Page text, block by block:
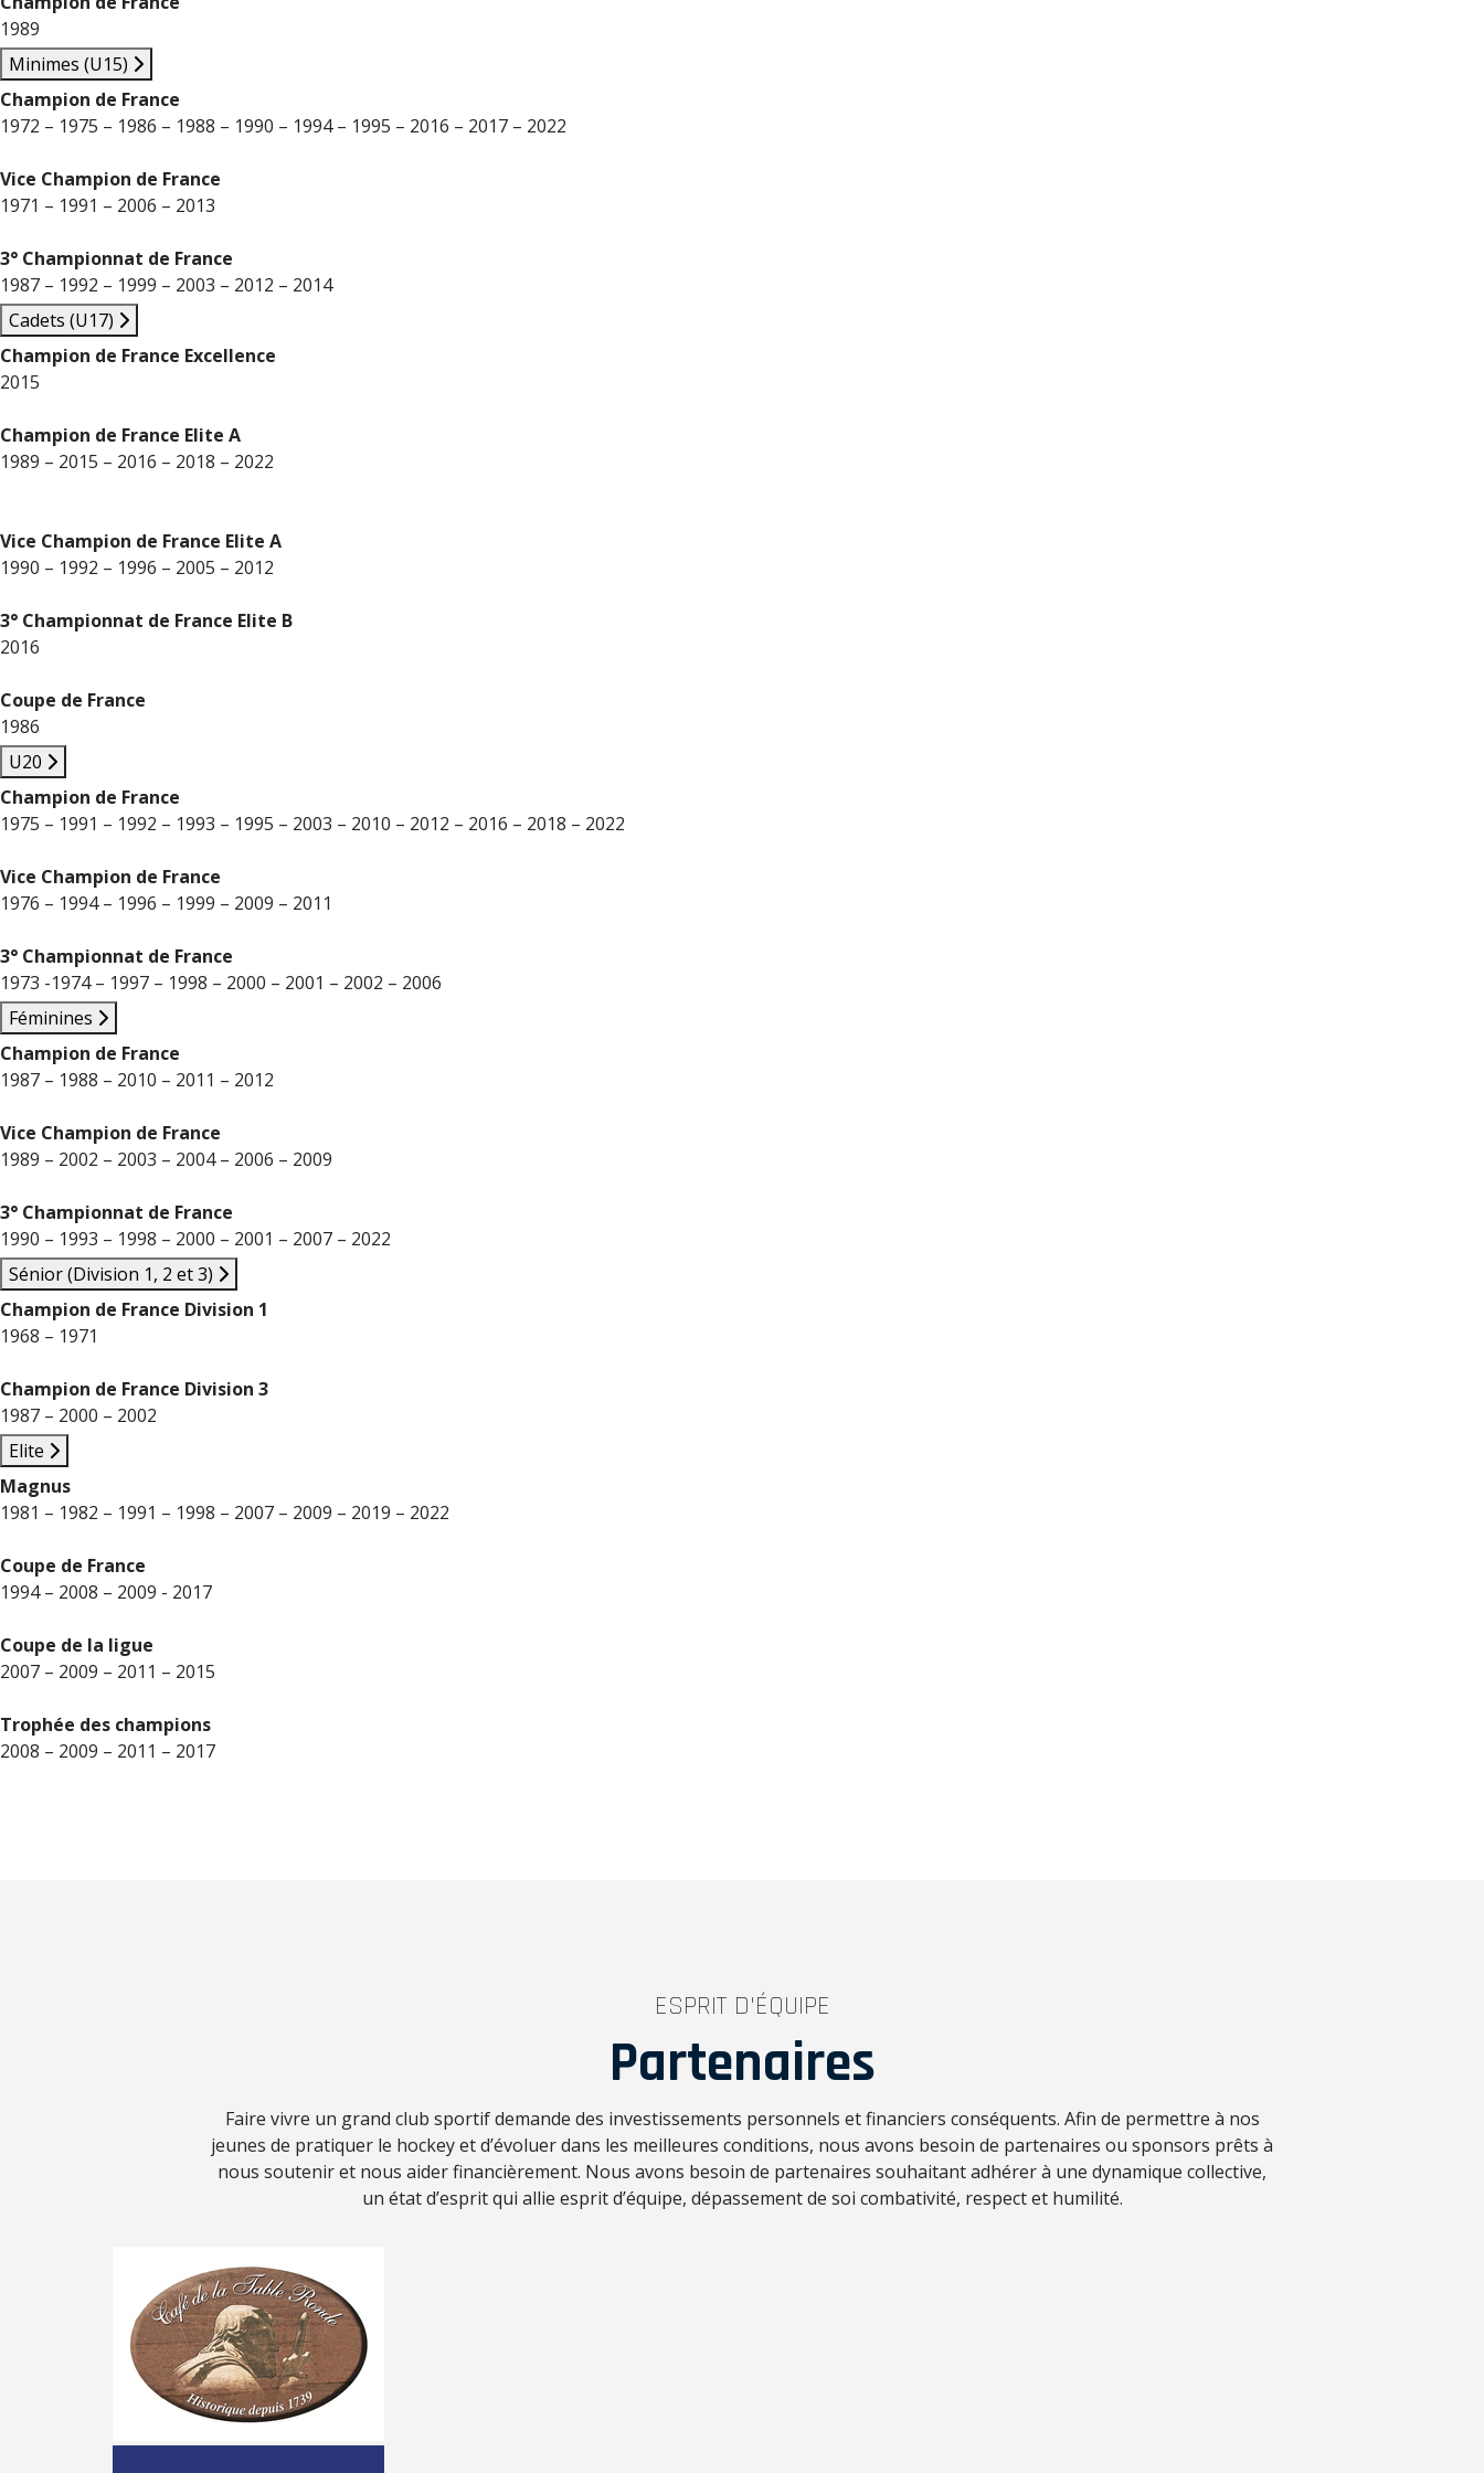
1989
Minimes (U15)
Champion de France
1972 – 1975 – 1986 – 1988 – 1990 – 1994 – 1995 – 2016 – 2017 – 2022
Vice Champion de France
1971 – 1991 – 2006 – 2013
3° Championnat de France
1987 – 1992 – 1999 – 2003 – 2012 – 2014
Cadets (U17)
Champion de France Excellence
2015
Champion de France Elite A
1989 – 2015 – 2016 – 2018 – 2022
Vice Champion de France Elite A
1990 – 1992 – 1996 – 2005 – 2012
3° Championnat de France Elite B
2016
Coupe de France
1986
U20
Champion de France
1975 – 1991 – 1992 – 1993 – 1995 – 2003 – 2010 – 2012 – 2016 – 2018 – 2022
Vice Champion de France
1976 – 1994 – 1996 – 1999 – 2009 – 2011
3° Championnat de France
1973 -1974 – 1997 – 1998 – 2000 – 2001 – 2002 – 2006
Féminines
Champion de France
1987 – 1988 – 2010 – 2011 – 2012
Vice Champion de France
1989 – 2002 – 2003 – 2004 – 2006 – 2009
3° Championnat de France
1990 – 1993 – 1998 – 2000 – 2001 – 2007 – 2022
Sénior (Division 1, 2 et 3)
Champion de France Division 1
1968 – 1971
Champion de France Division 3
1987 – 2000 – 2002
Elite
Magnus
1981 – 1982 – 1991 – 1998 – 2007 – 2009 – 2019 – 2022
Coupe de France
1994 – 2008 – 2009 - 2017
Coupe de la ligue
2007 – 2009 – 2011 – 2015
Trophée des champions
2008 – 2009 – 2011 – 2017
ESPRIT D'ÉQUIPE
Partenaires
Faire vivre un grand club sportif demande des investissements personnels et financiers conséquents. Afin de permettre à nos
jeunes de pratiquer le hockey et d’évoluer dans les meilleures conditions, nous avons besoin de partenaires ou sponsors prêts à
nous soutenir et nous aider financièrement. Nous avons besoin de partenaires souhaitant adhérer à une dynamique collective,
un état d’esprit qui allie esprit d’équipe, dépassement de soi combativité, respect et humilité.